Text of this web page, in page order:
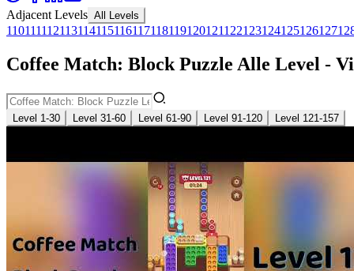
Adjacent Levels All Levels
110111112113114115116117118119120121122123124125126127
Coffee Match: Block Puzzle Alle Level -
Level 1-30 Level 31-60 Level 61-90 Level 91-120 Level 121-157